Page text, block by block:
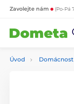
Zavolejte nám (Po-Pá
Úvod Domácnost